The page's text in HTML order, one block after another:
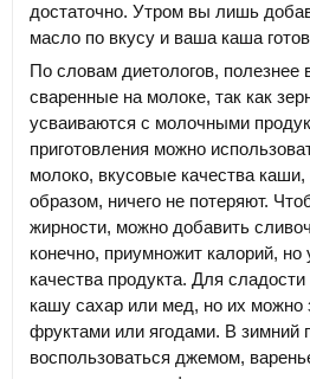
достаточно. Утром вы лишь
масло по вкусу и ваша каша
По словам диетологов, полезнее
сваренные на молоке, так как
усваиваются с молочными
приготовления можно
молоко, вкусовые качества каши,
образом, ничего не потеряют.
жирности, можно добавить
конечно, приумножит калорий,
качества продукта. Для
кашу сахар или мед, но их можно
фруктами или ягодами. В зимний
воспользоваться джемом,